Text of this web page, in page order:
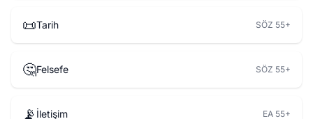
📜Tarih SÖZ 55+
🤔Felsefe SÖZ 55+
📡 İletişim EA 55+